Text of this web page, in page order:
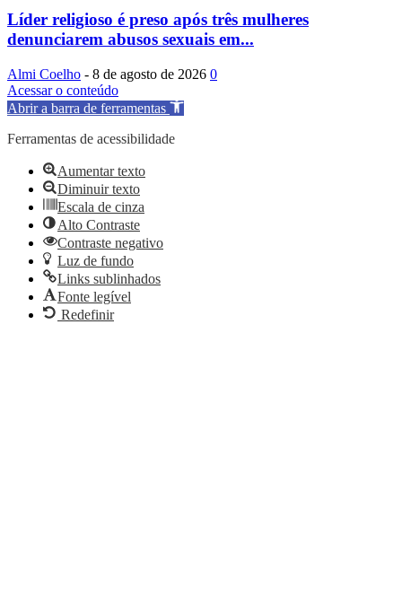
Líder religioso é preso após três mulheres
denunciarem abusos sexuais em...
Almi Coelho - 8 de agosto de 2026 0
Acessar o conteúdo
Abrir a barra de ferramentas
Ferramentas de acessibilidade
Aumentar texto
Diminuir texto
Escala de cinza
Alto Contraste
Contraste negativo
Luz de fundo
Links sublinhados
Fonte legível
Redefinir